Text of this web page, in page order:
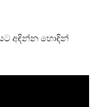
අඳින්න හොඳින්